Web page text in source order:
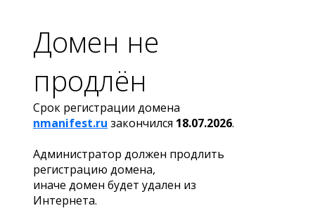
Домен не
продлён
Срок регистрации домена
nmanifest.ru закончился 18.07.2026.
Администратор должен продлить
регистрацию домена,
иначе домен будет удален из
Интернета.